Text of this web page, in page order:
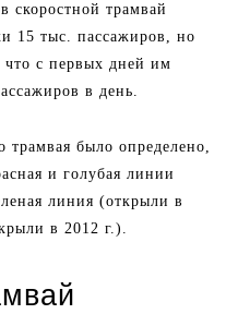
скоростной трамвай
15 тыс. пассажиров, но
что с первых дней им
в день.
трамвая было определено,
и голубая линии
линия (открыли в
в 2012 г.).